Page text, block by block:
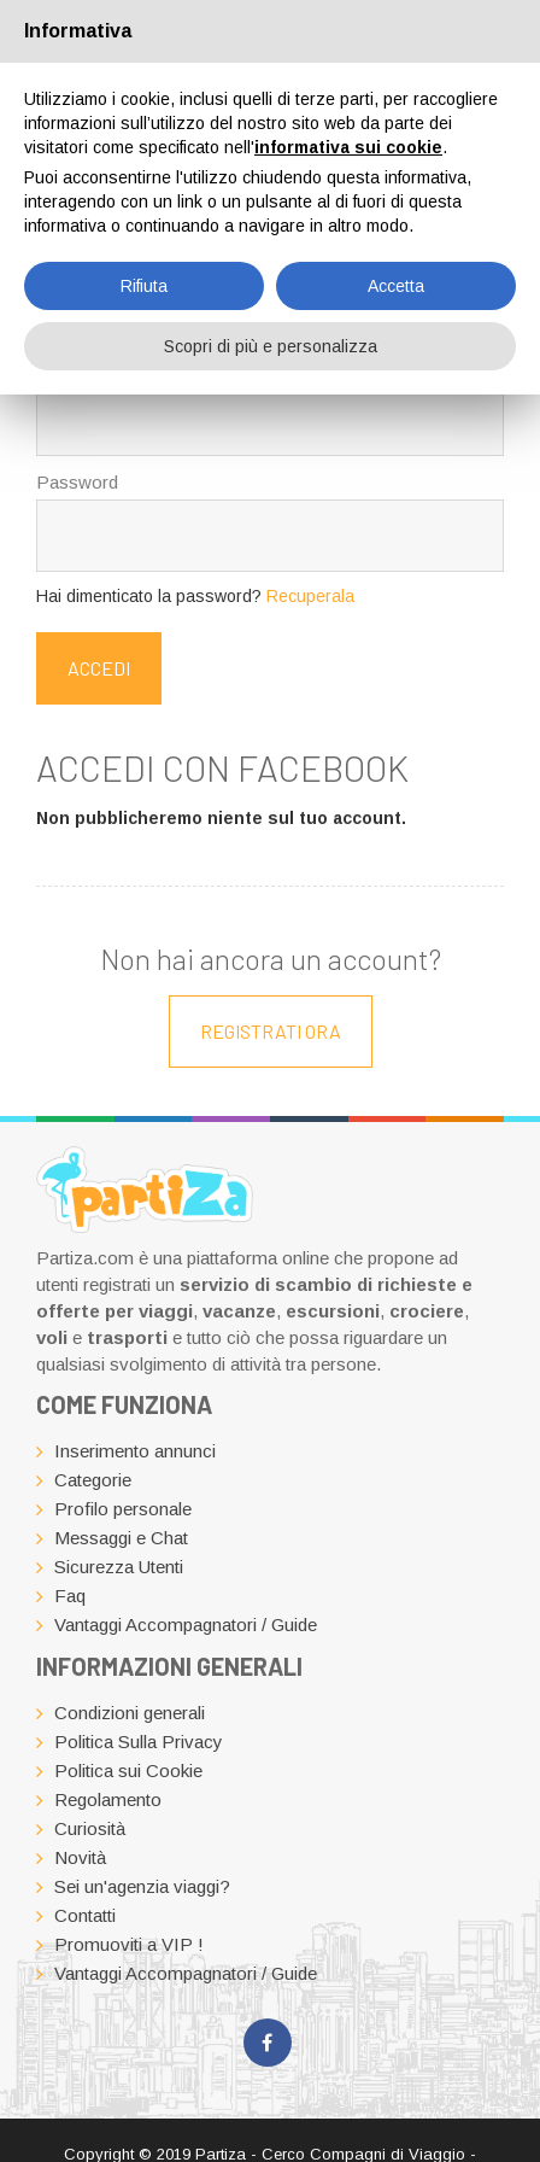
TUTTI GLI ANNUNCI PROPOSTE VIAGGI
CERCA TRA I
VIAGGIATORI
CERCA
ACCEDI CON LA MAIL
Email
Password
Hai dimenticato la password? Recuperala
ACCEDI CON FACEBOOK
Non pubblicheremo niente sul tuo account.
Non hai ancora un account?
REGISTRATI ORA
Partiza.com è una piattaforma online che propone ad
utenti registrati un servizio di scambio di richieste e
offerte per viaggi, vacanze, escursioni, crociere,
voli e trasporti e tutto ciò che possa riguardare un
qualsiasi svolgimento di attività tra persone.
COME FUNZIONA
Inserimento annunci
Categorie
Profilo personale
Messaggi e Chat
Sicurezza Utenti
Faq
Vantaggi Accompagnatori / Guide
INFORMAZIONI GENERALI
Condizioni generali
Politica Sulla Privacy
Politica sui Cookie
Regolamento
Curiosità
Novità
Sei un'agenzia viaggi?
Contatti
Promuoviti a VIP !
Vantaggi Accompagnatori / Guide
Copyright © 2019 Partiza - Cerco Compagni di Viaggio -
Informativa
Utilizziamo i cookie, inclusi quelli di terze parti, per raccogliere
informazioni sull’utilizzo del nostro sito web da parte dei
visitatori come specificato nell'informativa sui cookie.
Puoi acconsentirne l'utilizzo chiudendo questa informativa,
interagendo con un link o un pulsante al di fuori di questa
informativa o continuando a navigare in altro modo.
Rifiuta Accetta
Scopri di più e personalizza